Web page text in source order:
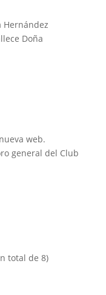
Hernández
Doña
web.
general del Club
total de 8)